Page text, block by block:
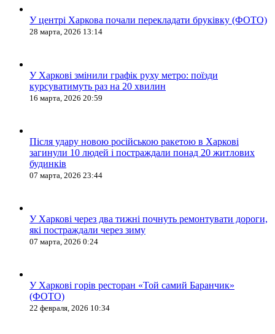
У центрі Харкова почали перекладати бруківку (ФОТО)
28 марта, 2026 13:14
У Харкові змінили графік руху метро: поїзди
курсуватимуть раз на 20 хвилин
16 марта, 2026 20:59
Після удару новою російською ракетою в Харкові
загинули 10 людей і постраждали понад 20 житлових
будинків
07 марта, 2026 23:44
У Харкові через два тижні почнуть ремонтувати дороги,
які постраждали через зиму
07 марта, 2026 0:24
У Харкові горів ресторан «Той самий Баранчик»
(ФОТО)
22 февраля, 2026 10:34